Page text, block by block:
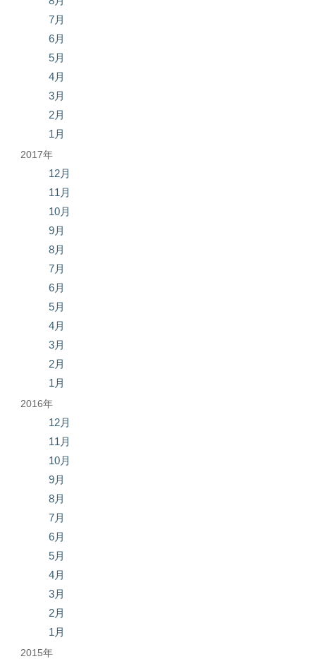
7月
6月
5月
4月
3月
2月
1月
2017年
12月
11月
10月
9月
8月
7月
6月
5月
4月
3月
2月
1月
2016年
12月
11月
10月
9月
8月
7月
6月
5月
4月
3月
2月
1月
2015年